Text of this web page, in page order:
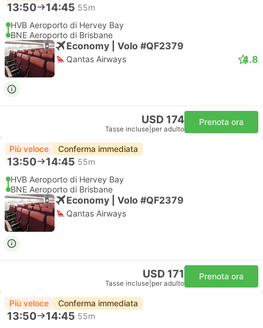
13:50 14:45 55m
HVB Aeroporto di Hervey Bay
BNE Aeroporto di Brisbane
Economy | Volo #QF2379
Qantas Airways 4.8
USD 174
Tasse incluse per adulto
Prenota ora
Più veloce Conferma immediata
13:50 14:45 55m
HVB Aeroporto di Hervey Bay
BNE Aeroporto di Brisbane
Economy | Volo #QF2379
Qantas Airways
USD 171
Tasse incluse per adulto
Prenota ora
Più veloce Conferma immediata
13:50 14:45 55m